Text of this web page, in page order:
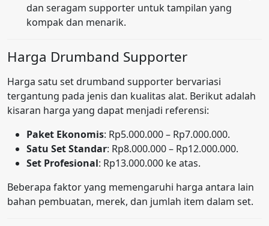
dan seragam supporter untuk tampilan yang
kompak dan menarik.
Harga Drumband Supporter
Harga satu set drumband supporter bervariasi
tergantung pada jenis dan kualitas alat. Berikut adalah
kisaran harga yang dapat menjadi referensi:
Paket Ekonomis: Rp5.000.000 – Rp7.000.000.
Satu Set Standar: Rp8.000.000 – Rp12.000.000.
Set Profesional: Rp13.000.000 ke atas.
Beberapa faktor yang memengaruhi harga antara lain
bahan pembuatan, merek, dan jumlah item dalam set.